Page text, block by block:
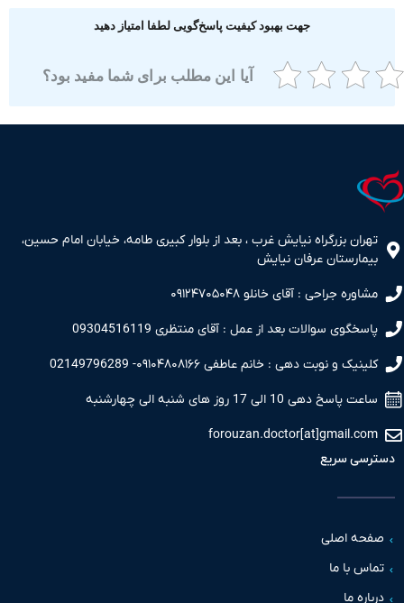
جهت بهبود کیفیت پاسخ‌گویی لطفا امتیاز دهید
آیا این مطلب برای شما مفید بود؟
بزرگراه نیایش غرب ، بعد از بلوار کبیری طامه، خیابان امام حسین،
عرفان نیایش
جراحی : آقای خانلو ۰۹۱۲۴۷۰۵۰۴۸
سوالات بعد از عمل : آقای منتظری 09304516119
و نوبت دهی : خانم عاطفی ۰۹۱۰۴۸۰۸۱۶۶- 02149796289
دهی 10 الی 17 روز های شنبه الی چهارشنبه
سریع
اصلی
با ما
ما